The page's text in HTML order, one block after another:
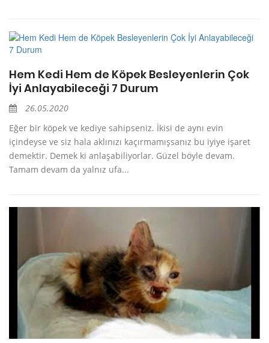
Hem Kedi Hem de Köpek Besleyenlerin Çok
İyi Anlayabileceği 7 Durum
26.05.2020
Eğer bir köpek ve kediye sahipseniz. İkisi de aynı evin
içindeyse ve siz hala aklınızı kaçırmamışsanız bu iyiye işaret
demektir. Demek ki anlaşabiliyorlar. Güzel böyle devam.
Tamam devam da yalnız ufa...